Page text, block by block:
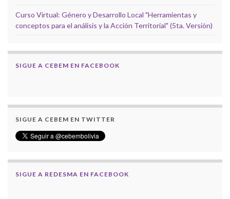
Curso Virtual: Género y Desarrollo Local "Herramientas y
conceptos para el análisis y la Acción Territorial" (5ta. Versión)
SIGUE A CEBEM EN FACEBOOK
SIGUE A CEBEM EN TWITTER
SIGUE A REDESMA EN FACEBOOK